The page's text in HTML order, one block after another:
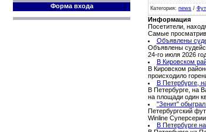
Форма входа Категория: news /
Информация
Посетители,
Самые
Объявлены
Объявлены
24-го июля 2026
В Кировском
В Кировском
происходило
В Петербурге,
В Петербурге, на
на площади один
"Зенит"
Петербургский
Winline
В Петербурге